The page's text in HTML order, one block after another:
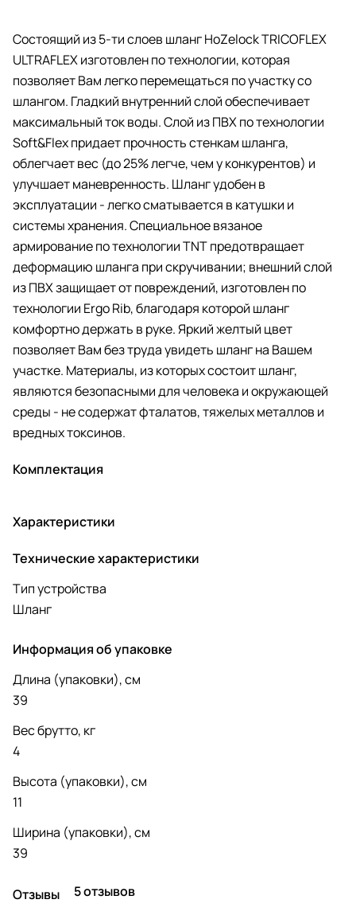
Состоящий из 5-ти слоев шланг HoZelock TRICOFLEX
ULTRAFLEX изготовлен по технологии, которая
позволяет Вам легко перемещаться по участку со
шлангом. Гладкий внутренний слой обеспечивает
максимальный ток воды. Слой из ПВХ по технологии
Soft&Flex придает прочность стенкам шланга,
облегчает вес (до 25% легче, чем у конкурентов) и
улучшает маневренность. Шланг удобен в
эксплуатации - легко сматывается в катушки и
системы хранения. Специальное вязаное
армирование по технологии TNT предотвращает
деформацию шланга при скручивании; внешний слой
из ПВХ защищает от повреждений, изготовлен по
технологии Ergo Rib, благодаря которой шланг
комфортно держать в руке. Яркий желтый цвет
позволяет Вам без труда увидеть шланг на Вашем
участке. Материалы, из которых состоит шланг,
являются безопасными для человека и окружающей
среды - не содержат фталатов, тяжелых металлов и
вредных токсинов.
Комплектация
Характеристики
Технические характеристики
Тип устройства
Шланг
Информация об упаковке
Длина (упаковки), см
39
Вес брутто, кг
4
Высота (упаковки), см
11
Ширина (упаковки), см
39
Отзывы 5 отзывов